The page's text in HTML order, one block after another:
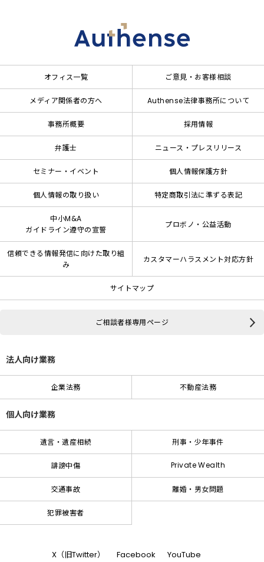
オフィス一覧 ご意見・お客様相談
メディア関係者の方へ Authense法律事務所について
事務所概要 採用情報
弁護士 ニュース・プレスリリース
セミナー・イベント 個人情報保護方針
個人情報の取り扱い 特定商取引法に準ずる表記
中小M&A
ガイドライン遵守の宣誓
プロボノ・公益活動
信頼できる情報発信に向けた取り組
み
カスタマーハラスメント対応方針
サイトマップ
ご相談者様専用ページ
法人向け業務
企業法務 不動産法務
個人向け業務
遺言・遺産相続 刑事・少年事件
誹謗中傷 Private Wealth
交通事故 離婚・男女問題
犯罪被害者
X（旧Twitter） Facebook YouTube